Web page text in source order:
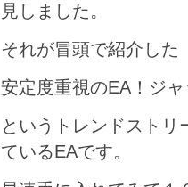
見しました。
それが冒頭で紹介した
安定度重視のEA！ジ
というトレンドスト
ているEAです。